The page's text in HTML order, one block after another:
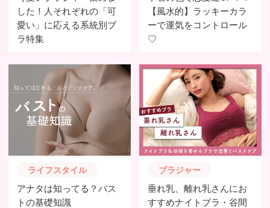
した！人それぞれの「可
愛い」に応える系統別ブ
ラ特集
【風水的】ラッキーカラ
ーで運気をコントロール
♡
ライフスタイル
アナタは知ってる？バス
トの基礎知識
ブラジャー
垂れ乳、離れ乳さんにお
すすめナイトブラ・谷間